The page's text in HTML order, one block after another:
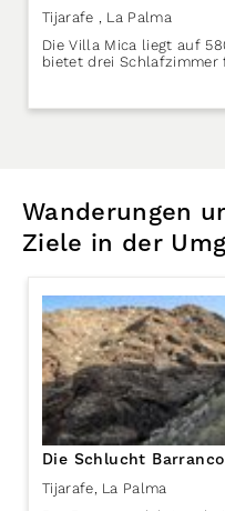
Tijarafe
, La Palma
Die Villa Mica liegt auf
bietet drei Schlafzimmer
Wanderungen
Ziele in der
Die Schlucht
Tijarafe La Palma